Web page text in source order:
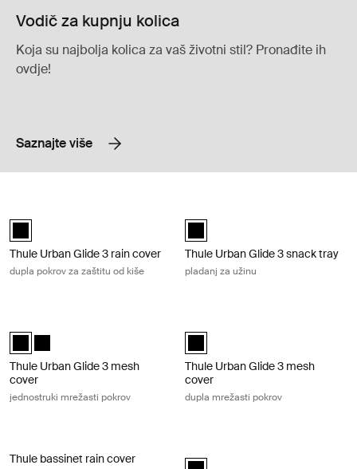
Vodič za kupnju kolica
Koja su najbolja kolica za vaš životni stil? Pronađite ih
ovdje!
Saznajte više
Thule Urban Glide 3 rain cover Crna (selected)
Thule Urban Glide 3 rain cover
dupla pokrov za zaštitu od kiše
Thule Urban Glide 3 snack tray
Thule Urban Glide 3 snack tray
pladanj za užinu
Thule Urban Glide 3 mesh cover Crna (selected)
Thule Urban Glide 3 mesh cover Crna
Thule Urban Glide 3 mesh
cover
jednostruki mrežasti pokrov
Thule Urban Glide 3 mesh cover
Thule Urban Glide 3 mesh
cover
dupla mrežasti pokrov
Thule bassinet rain cover Thule bassinet mesh cover Crna